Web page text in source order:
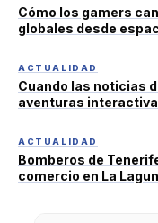
Cómo los gamers
globales desde
ACTUALIDAD
Cuando las noticias
aventuras
ACTUALIDAD
Bomberos de
comercio en La